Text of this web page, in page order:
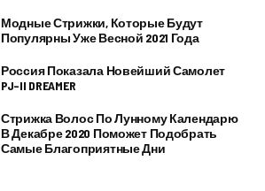
Модные Стрижки, Которые Будут
Популярны Уже Весной 2021 Года
Россия Показала Новейший Самолет
PJ–II DREAMER
Стрижка Волос По Лунному Календарю
В Декабре 2020 Поможет Подобрать
Самые Благоприятные Дни